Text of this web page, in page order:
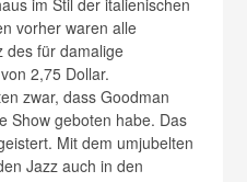
im Stil der italienischen
vorher waren alle
des für damalige
2,75 Dollar.
zwar, dass Goodman
Show geboten habe. Das
Mit dem umjubelten
Jazz auch in den